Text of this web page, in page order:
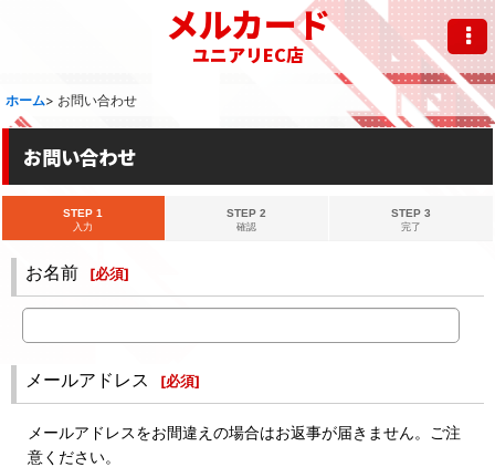
メルカード
ユニアリEC店
ホーム> お問い合わせ
お問い合わせ
STEP 1
入力
STEP 2
確認
STEP 3
完了
お名前 [必須]
メールアドレス [必須]
メールアドレスをお間違えの場合はお返事が届きません。ご注
意ください。